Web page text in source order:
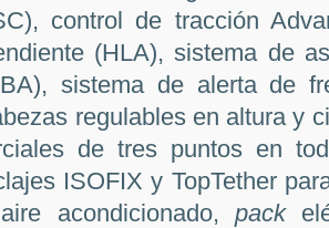
control de tracción
(HLA), sistema de
sistema de alerta de
regulables en altura y
de tres puntos en
ISOFIX y TopTether
acondicionado, pack